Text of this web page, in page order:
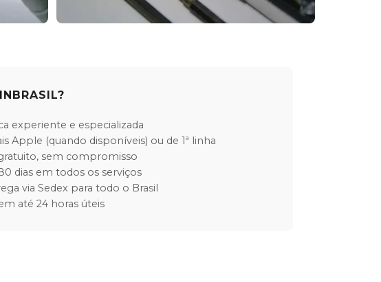
experiente e especializada
Apple (quando disponíveis) ou de 1ª linha
sem compromisso
dias em todos os serviços
via Sedex para todo o Brasil
até 24 horas úteis